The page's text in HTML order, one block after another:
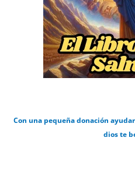
Con una pequeña donación
dios te